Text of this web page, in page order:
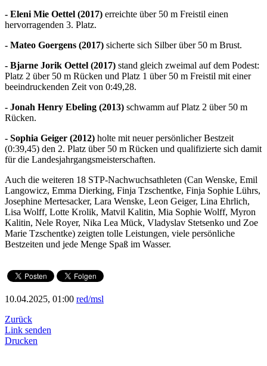
- Eleni Mie Oettel (2017) erreichte über 50 m Freistil einen
hervorragenden 3. Platz.
- Mateo Goergens (2017) sicherte sich Silber über 50 m Brust.
- Bjarne Jorik Oettel (2017) stand gleich zweimal auf dem Podest:
Platz 2 über 50 m Rücken und Platz 1 über 50 m Freistil mit einer
beeindruckenden Zeit von 0:49,28.
- Jonah Henry Ebeling (2013) schwamm auf Platz 2 über 50 m
Rücken.
- Sophia Geiger (2012) holte mit neuer persönlicher Bestzeit
(0:39,45) den 2. Platz über 50 m Rücken und qualifizierte sich damit
für die Landesjahrgangsmeisterschaften.
Auch die weiteren 18 STP-Nachwuchsathleten (Can Wenske, Emil
Langowicz, Emma Dierking, Finja Tzschentke, Finja Sophie Lührs,
Josephine Mertesacker, Lara Wenske, Leon Geiger, Lina Ehrlich,
Lisa Wolff, Lotte Krolik, Matvil Kalitin, Mia Sophie Wolff, Myron
Kalitin, Nele Royer, Nika Lea Mück, Vladyslav Stetsenko und Zoe
Marie Tzschentke) zeigten tolle Leistungen, viele persönliche
Bestzeiten und jede Menge Spaß im Wasser.
10.04.2025, 01:00 red/msl
Zurück
Link senden
Drucken